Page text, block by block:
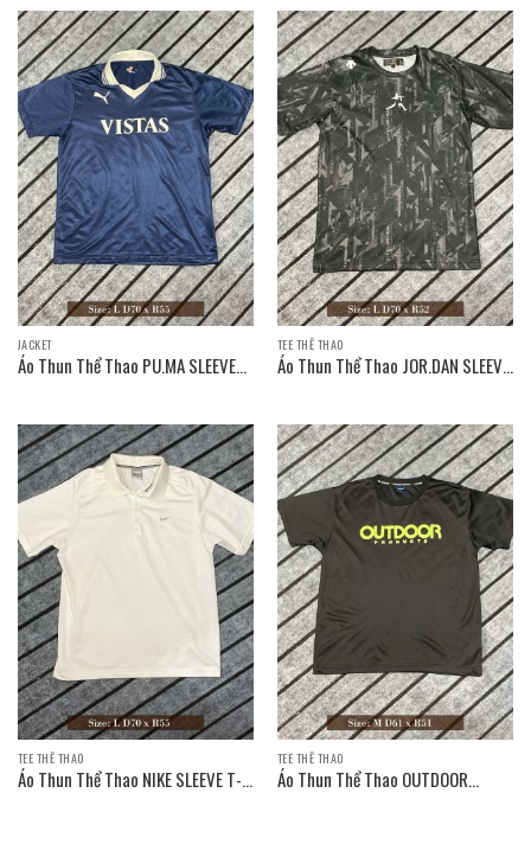
JACKET
Áo Thun Thể Thao PU.MA SLEEVE
TEE THỂ THAO
Áo Thun Thể Thao JOR.DAN SLEEVE
TEE THỂ THAO
Áo Thun Thể Thao NIKE SLEEVE T-
TEE THỂ THAO
Áo Thun Thể Thao OUTDOOR